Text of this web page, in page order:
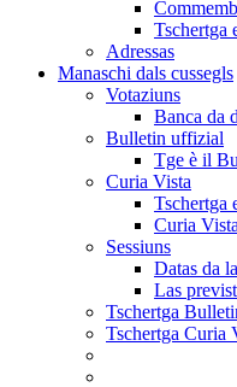
Tschertga
Adressas
Manaschi dals cussegls
Votaziuns
Banca da
Bulletin uffizial
Tge è il
Curia Vista
Tschertga
Curia
Sessiuns
Datas da
Las
Tschertga
Tschertga Curia